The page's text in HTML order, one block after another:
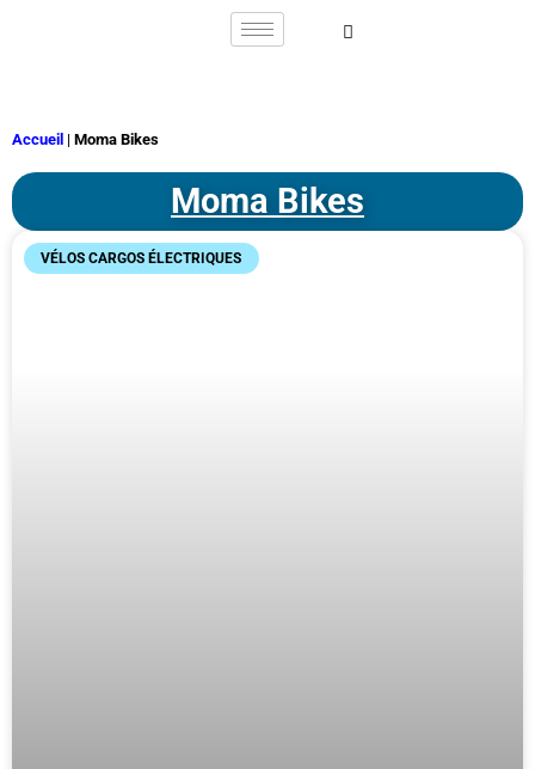
Accueil | Moma Bikes
Moma Bikes
VÉLOS CARGOS ÉLECTRIQUES